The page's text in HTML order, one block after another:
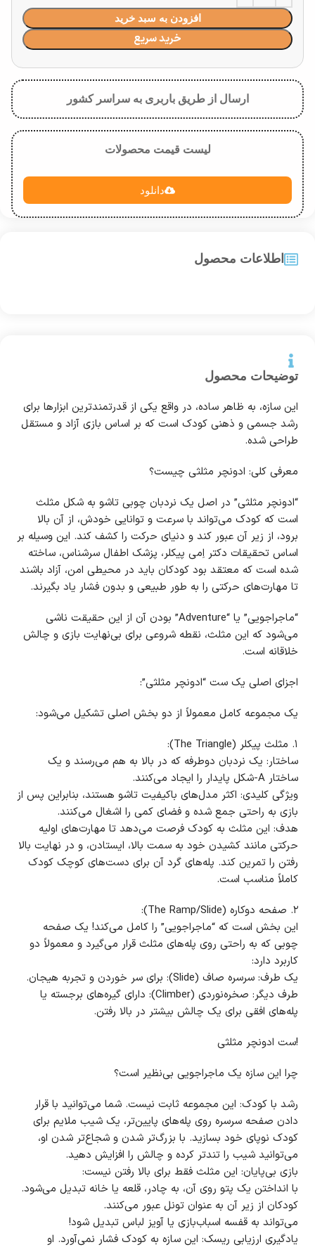
افزودن به سبد خرید
خرید سریع
ارسال از طریق باربری به سراسر کشور
لیست قیمت محصولات
دانلود
توضیحات محصول
این سازه، به ظاهر ساده، در واقع یکی از قدرتمندترین ابزارها برای
رشد جسمی و ذهنی کودک است که بر اساس بازی آزاد و مستقل
طراحی شده.
معرفی کلی: ادونچر مثلثی چیست؟
“ادونچر مثلثی” در اصل یک نردبان چوبی تاشو به شکل مثلث
است که کودک می‌تواند با سرعت و توانایی خودش، از آن بالا
برود، از زیر آن عبور کند و دنیای حرکت را کشف کند. این وسیله بر
اساس تحقیقات دکتر اِمی پیکلر، پزشک اطفال سرشناس، ساخته
شده است که معتقد بود کودکان باید در محیطی امن، آزاد باشند
تا مهارت‌های حرکتی را به طور طبیعی و بدون فشار یاد بگیرند.
“ماجراجویی” یا “Adventure” بودن آن از این حقیقت ناشی
می‌شود که این مثلث، نقطه شروعی برای بی‌نهایت بازی و چالش
خلاقانه است.
اجزای اصلی یک ست “ادونچر مثلثی”:
یک مجموعه کامل معمولاً از دو بخش اصلی تشکیل می‌شود:
۱. مثلث پیکلر (The Triangle):
ساختار: یک نردبان دوطرفه که در بالا به هم می‌رسند و یک
ساختار A-شکل پایدار را ایجاد می‌کنند.
ویژگی کلیدی: اکثر مدل‌های باکیفیت تاشو هستند، بنابراین پس از
بازی به راحتی جمع شده و فضای کمی را اشغال می‌کنند.
هدف: این مثلث به کودک فرصت می‌دهد تا مهارت‌های اولیه
حرکتی مانند کشیدن خود به سمت بالا، ایستادن، و در نهایت بالا
رفتن را تمرین کند. پله‌های گرد آن برای دست‌های کوچک کودک
کاملاً مناسب است.
۲. صفحه دوکاره (The Ramp/Slide):
این بخش است که “ماجراجویی” را کامل می‌کند! یک صفحه
چوبی که به راحتی روی پله‌های مثلث قرار می‌گیرد و معمولاً دو
کاربرد دارد:
یک طرف: سرسره صاف (Slide): برای سر خوردن و تجربه هیجان.
طرف دیگر: صخره‌نوردی (Climber): دارای گیره‌های برجسته یا
پله‌های افقی برای یک چالش بیشتر در بالا رفتن.
!ست ادونچر مثلثی
چرا این سازه یک ماجراجویی بی‌نظیر است؟
رشد با کودک: این مجموعه ثابت نیست. شما می‌توانید با قرار
دادن صفحه سرسره روی پله‌های پایین‌تر، یک شیب ملایم برای
کودک نوپای خود بسازید. با بزرگ‌تر شدن و شجاع‌تر شدن او،
می‌توانید شیب را تندتر کرده و چالش را افزایش دهید.
بازی بی‌پایان: این مثلث فقط برای بالا رفتن نیست:
با انداختن یک پتو روی آن، به چادر، قلعه یا خانه تبدیل می‌شود.
کودکان از زیر آن به عنوان تونل عبور می‌کنند.
می‌تواند به قفسه اسباب‌بازی یا آویز لباس تبدیل شود!
یادگیری ارزیابی ریسک: این سازه به کودک فشار نمی‌آورد. او
اطلاعات محصول